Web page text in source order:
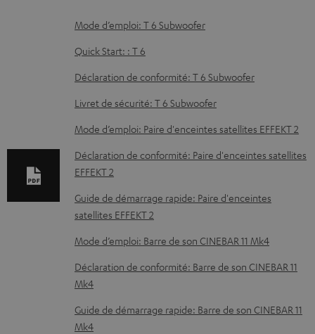
D
o
m
e
n
t
s
t
é
é
h
Mode d’emploi: T 6 Subwoofer
Quick Start: : T 6
Déclaration de conformité: T 6 Subwoofer
Livret de sécurité: T 6 Subwoofer
Mode d’emploi: Paire d'enceintes satellites EFFEKT 2
Déclaration de conformité: Paire d'enceintes satellites
EFFEKT 2
Guide de démarrage rapide: Paire d'enceintes
satellites EFFEKT 2
Mode d’emploi: Barre de son CINEBAR 11 Mk4
Déclaration de conformité: Barre de son CINEBAR 11
Mk4
Guide de démarrage rapide: Barre de son CINEBAR 11
Mk4